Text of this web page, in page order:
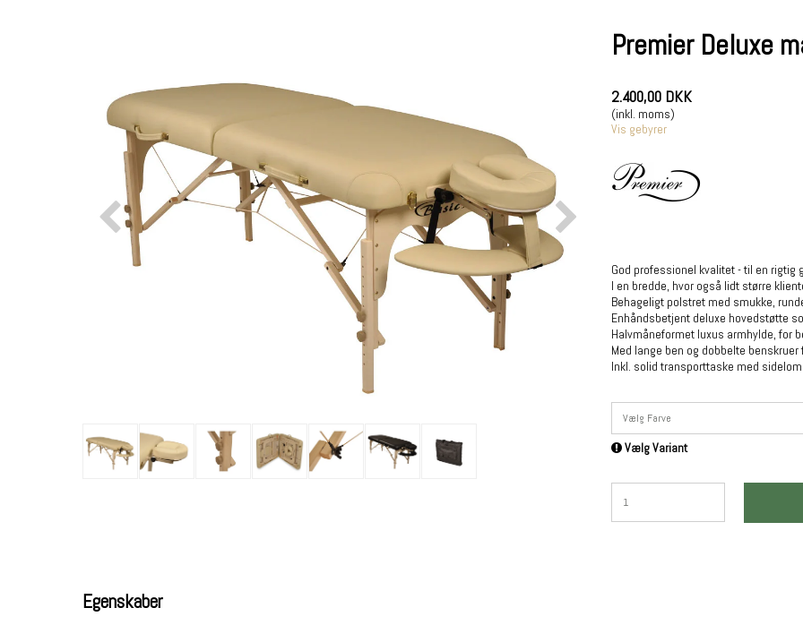
Premier Deluxe
2.400,00 DKK
(inkl. moms)
Vis gebyrer
God professionel kvalitet - til en rigtig
I en bredde, hvor også lidt større
Behageligt polstret med smukke,
Enhåndsbetjent deluxe hovedstøtte
Halvmåneformet luxus armhylde, for
Med lange ben og dobbelte
Inkl. solid transporttaske med
Vælg Farve
Vælg Variant
Egenskaber